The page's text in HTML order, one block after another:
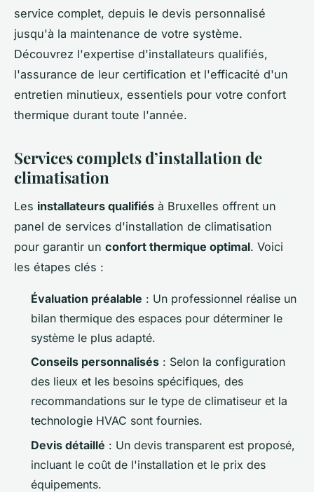
service complet, depuis le devis personnalisé
jusqu'à la maintenance de votre système.
Découvrez l'expertise d'installateurs qualifiés,
l'assurance de leur certification et l'efficacité d'un
entretien minutieux, essentiels pour votre confort
thermique durant toute l'année.
Services complets d’installation de
climatisation
Les installateurs qualifiés à Bruxelles offrent un
panel de services d'installation de climatisation
pour garantir un confort thermique optimal. Voici
les étapes clés :
Évaluation préalable : Un professionnel réalise un
bilan thermique des espaces pour déterminer le
système le plus adapté.
Conseils personnalisés : Selon la configuration
des lieux et les besoins spécifiques, des
recommandations sur le type de climatiseur et la
technologie HVAC sont fournies.
Devis détaillé : Un devis transparent est proposé,
incluant le coût de l'installation et le prix des
équipements.